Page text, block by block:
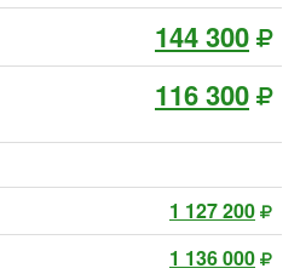
144 300
116 300
1 127 200
1 136 000